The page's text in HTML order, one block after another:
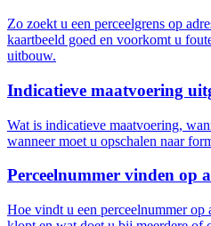
Zo zoekt u een perceelgrens op
kaartbeeld goed en voorkomt u
uitbouw.
Indicatieve maatvoering
Wat is indicatieve maatvoering,
wanneer moet u opschalen naar
Perceelnummer vinden op
Hoe vindt u een perceelnummer op